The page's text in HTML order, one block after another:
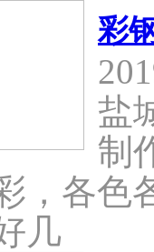
彩
盐
制
，各色
几